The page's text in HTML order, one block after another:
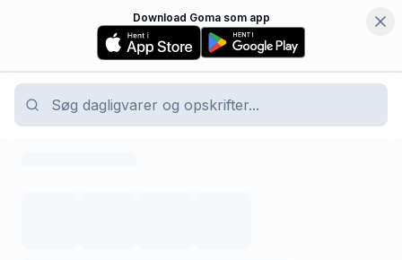
Download Goma som app